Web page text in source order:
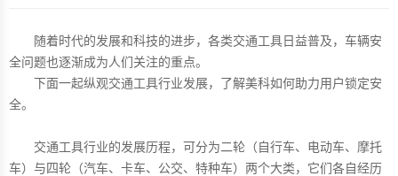
随着时代的发展和科技的进步，各类交通工具日益普及，车辆安
全问题也逐渐成为人们关注的重点。
下面一起纵观交通工具行业发展，了解美科如何助力用户锁定安
全。
交通工具行业的发展历程，可分为二轮（自行车、电动车、摩托
车）与四轮（汽车、卡车、公交、特种车）两个大类，它们各自经历